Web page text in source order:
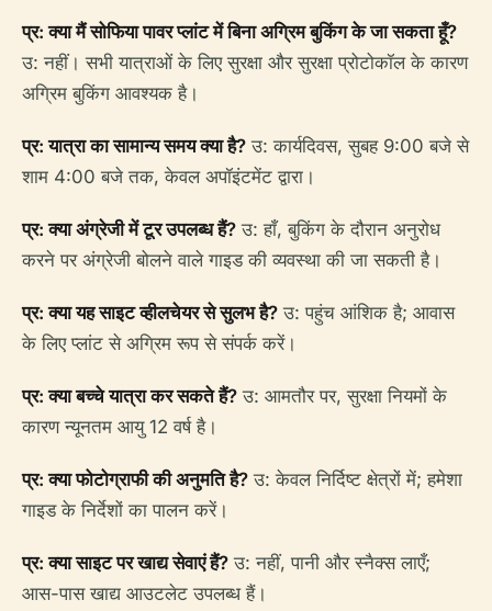
प्र: क्या मैं सोफिया पावर प्लांट में बिना अग्रिम बुकिंग के जा सकता हूँ?
उ: नहीं। सभी यात्राओं के लिए सुरक्षा और सुरक्षा प्रोटोकॉल के कारण
अग्रिम बुकिंग आवश्यक है।
प्र: यात्रा का सामान्य समय क्या है? उ: कार्यदिवस, सुबह 9:00 बजे से
शाम 4:00 बजे तक, केवल अपॉइंटमेंट द्वारा।
प्र: क्या अंग्रेजी में टूर उपलब्ध हैं? उ: हाँ, बुकिंग के दौरान अनुरोध
करने पर अंग्रेजी बोलने वाले गाइड की व्यवस्था की जा सकती है।
प्र: क्या यह साइट व्हीलचेयर से सुलभ है? उ: पहुंच आंशिक है; आवास
के लिए प्लांट से अग्रिम रूप से संपर्क करें।
प्र: क्या बच्चे यात्रा कर सकते हैं? उ: आमतौर पर, सुरक्षा नियमों के
कारण न्यूनतम आयु 12 वर्ष है।
प्र: क्या फोटोग्राफी की अनुमति है? उ: केवल निर्दिष्ट क्षेत्रों में; हमेशा
गाइड के निर्देशों का पालन करें।
प्र: क्या साइट पर खाद्य सेवाएं हैं? उ: नहीं, पानी और स्नैक्स लाएँ;
आस-पास खाद्य आउटलेट उपलब्ध हैं।